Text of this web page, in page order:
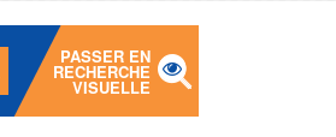
PASSER EN
RECHERCHE
VISUELLE